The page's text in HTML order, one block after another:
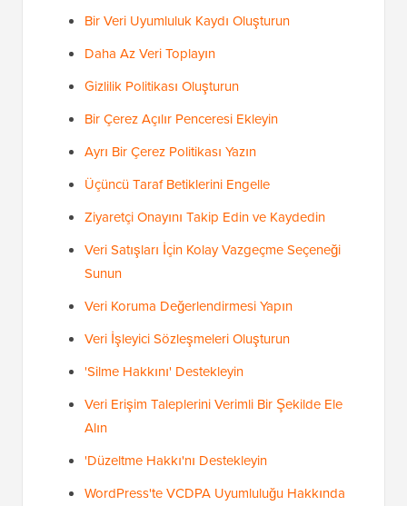
Bir Veri Uyumluluk Kaydı Oluşturun
Daha Az Veri Toplayın
Gizlilik Politikası Oluşturun
Bir Çerez Açılır Penceresi Ekleyin
Ayrı Bir Çerez Politikası Yazın
Üçüncü Taraf Betiklerini Engelle
Ziyaretçi Onayını Takip Edin ve Kaydedin
Veri Satışları İçin Kolay Vazgeçme Seçeneği
Sunun
Veri Koruma Değerlendirmesi Yapın
Veri İşleyici Sözleşmeleri Oluşturun
'Silme Hakkını' Destekleyin
Veri Erişim Taleplerini Verimli Bir Şekilde Ele
Alın
'Düzeltme Hakkı'nı Destekleyin
WordPress'te VCDPA Uyumluluğu Hakkında